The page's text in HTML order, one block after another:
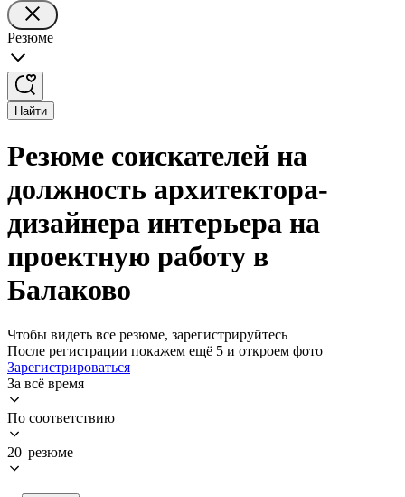
Резюме
Найти
Резюме соискателей на
должность архитектора-
дизайнера интерьера на
проектную работу в
Балаково
Чтобы видеть все резюме, зарегистрируйтесь
После регистрации покажем ещё 5 и откроем фото
Зарегистрироваться
За всё время
По соответствию
20 резюме